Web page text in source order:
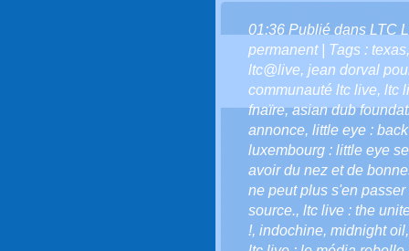
01:36 Publié dans LTC
permanent| Tags : texas
ltc@live, jean dorval
communauté ltc live, ltc
fnaïre,asian dub
annonce, little eye :
luxembourg : little eye
avoir du nez et de
ne peut plus s'en passer
source., ltc live : the
!, indochine, midnight oil